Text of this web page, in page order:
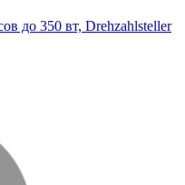
до 350 вт, Drehzahlsteller